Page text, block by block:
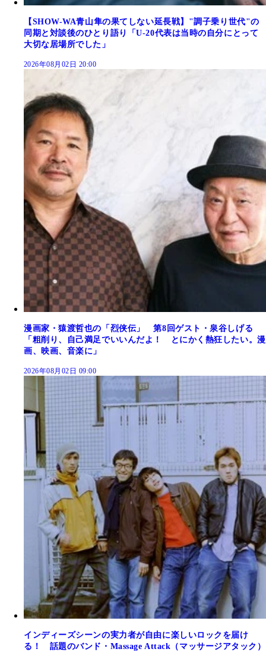
【SHOW-WA青山隼の果てしない延長戦】"調子乗り世代"の
同期と対談後のひとり語り「U-20代表は当時の自分にとって
大切な居場所でした」
2026年08月02日 20:00
漫画家・猿渡哲也の「烈侠伝」 第8回ゲスト・泉谷しげる
「粗削り、自己満足でいいんだよ！ とにかく熱狂したい。漫
画、映画、音楽に」
2026年08月02日 09:00
インディーズシーンの実力者が自由に楽しいロックを届け
る！ 話題のバンド・Massage Attack（マッサージアタック）